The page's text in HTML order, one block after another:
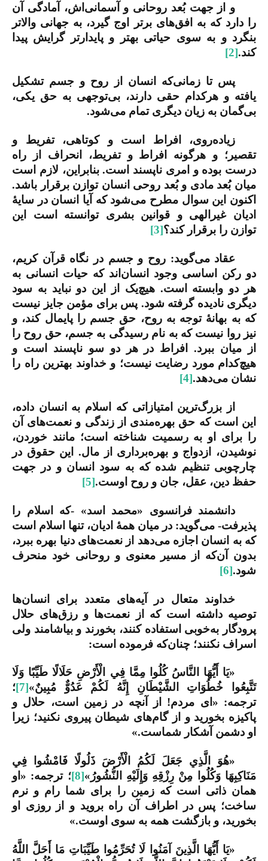
و از جهت بُعد روحانی و آسمانی‌اش، آمادگی آن
را دارد که به افق‌های برتر اوج گیرد، به جهانی والاتر
بنگرد و به سوی حیاتی بهتر و پایدارتر گرایش پیدا
کند.[2]
پس تا زمانی‌که انسان از روح و جسم تشکیل
یافته و هرکدام حقی دارند، بی‌توجهی به حق یکی،
بی‌گمان به زیان دیگری تمام می‌شود.
زیاده‌روی، افراط است و کوتاهی، تفریط و
تقصیر؛ و هرگونه افراط و تفریط، انحراف از راه
درست بوده و امری ناپسند است. بنابراین، لازم است
میان بُعد مادی و بُعد روحی انسان توازن برقرار باشد.
اکنون این سوال مطرح می‌شود که آیا انسان در سایۀ
ادیان غیرالهی و قوانین بشری توانسته است این
توازن را برقرار کند؟[3]
عقاد می‌گوید: روح و جسم در نگاه قرآن کریم،
دو رکن اساسی وجود انسان‌اند که حیات انسانی به
هر دو وابسته است. هیچ‌یک از این دو نباید به سود
دیگری نادیده گرفته شود. پس برای مؤمن جایز نیست
که به بهانۀ توجه به روح، حق جسم را پایمال کند، و
نیز روا نیست که به نام رسیدگی به جسم، حق روح را
از میان ببرد. افراط در هر دو سو ناپسند است و
هیچ‌کدام مورد رضایت نیست؛ و خداوند بهترین راه را
نشان می‌دهد.[4]
از بزرگ‌ترین امتیازاتی که اسلام به انسان داده،
این است که حق بهره‌مندی از زندگی و نعمت‌های آن
را برای او به رسمیت شناخته است؛ مانند خوردن،
نوشیدن، ازدواج و بهره‌برداری از مال. این حقوق در
چارچوبی تنظیم شده که به سود انسان و در جهت
حفظ دین، عقل، جان و روح اوست.[5]
دانشمند فرانسوی «محمد اسد» -که اسلام را
پذیرفت- می‌گوید: در میان همۀ ادیان، تنها اسلام است
که به انسان اجازه می‌دهد از نعمت‌های دنیا بهره ببرد،
بدون آن‌که از مسیر معنوی و روحانی خود منحرف
شود.[6]
خداوند متعال در آیه‌های متعدد برای انسان‌ها
توصیه داشته است که از نعمت‌ها و رزق‌های حلال
پرودگار به‌خوبی استفاده کنند، بخورند و بیاشامند ولی
اسراف نکنند؛ چنان‌که فرموده است:
«يَا أَيُّهَا النَّاسُ كُلُوا مِمَّا فِي الْأَرْضِ حَلَالًا طَيِّبًا وَلَا
تَتَّبِعُوا خُطُوَاتِ الشَّيْطَانِ إِنَّهُ لَكُمْ عَدُوٌّ مُبِينٌ»[7]؛
ترجمه: «ای مردم! از آنچه در زمین است، حلال و
پاکیزه بخورید و از گام‌های شیطان پیروی نکنید؛ زیرا
او دشمن آشکار شماست.»
«هُوَ الَّذِي جَعَلَ لَكُمُ الْأَرْضَ ذَلُولًا فَامْشُوا فِي
مَنَاكِبِهَا وَكُلُوا مِنْ رِزْقِهِ وَإِلَيْهِ النُّشُورُ»[8]؛ ترجمه: «او
همان ذاتی است که زمین را برای شما رام و نرم
ساخت؛ پس در اطراف آن راه بروید و از روزی او
بخورید، و بازگشت همه به سوی اوست.»
«يَا أَيُّهَا الَّذِينَ آمَنُوا لَا تُحَرِّمُوا طَيِّبَاتِ مَا أَحَلَّ اللَّهُ